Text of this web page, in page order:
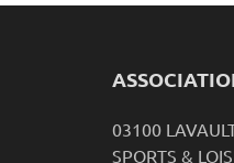
03100
SPORTS &